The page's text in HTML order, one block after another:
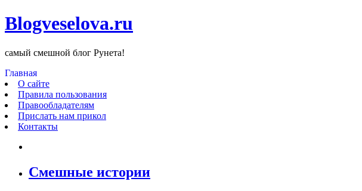
Blogveselova.ru
самый смешной блог Рунета!
Главная
О сайте
Правила пользования
Правообладателям
Прислать нам прикол
Контакты
Смешные истории